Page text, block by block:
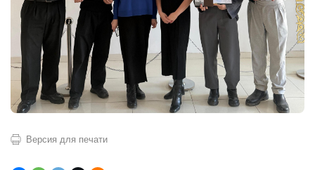
Версия для печати